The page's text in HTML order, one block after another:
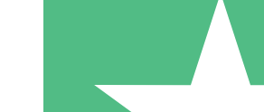
Packs de Crédits
Payez à l'utilisation avec des crédits de